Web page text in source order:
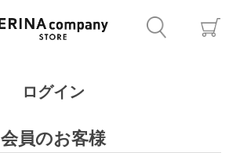
ログイン
会員のお客様